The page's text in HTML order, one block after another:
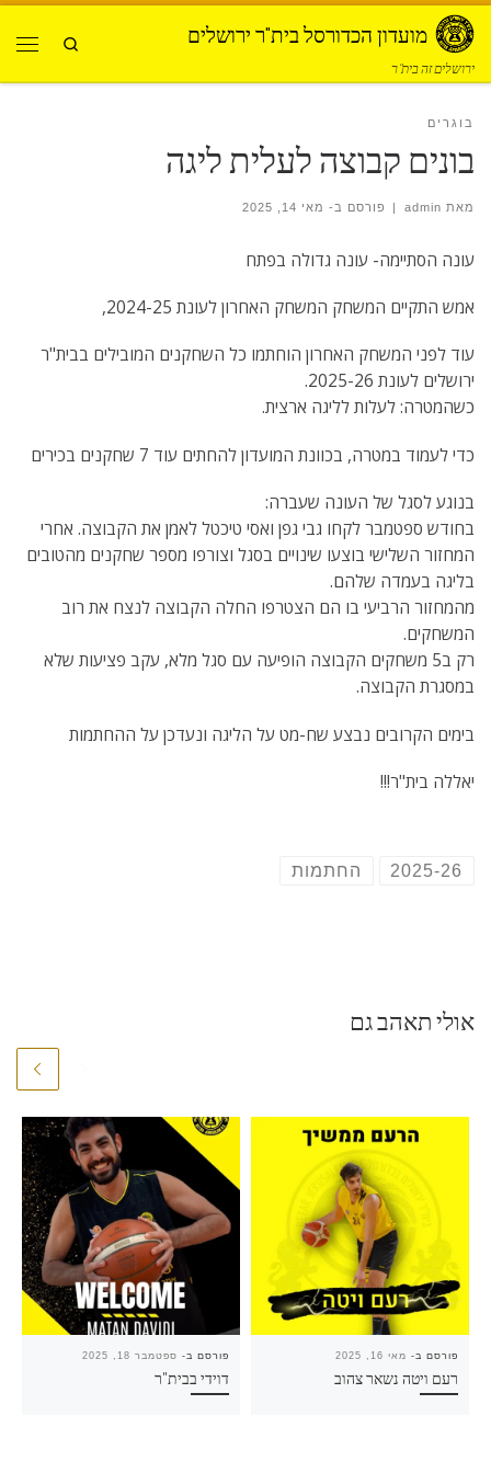
מועדון הכדורסל בית"ר ירושלים
ירושלים זה בית"ר
Search
בוגרים
בונים קבוצה לעלית ליגה
מאת admin
| פורסם ב- מאי 14, 2025
עונה הסתיימה- עונה גדולה בפתח
אמש התקיים המשחק המשחק האחרון לעונת 2024-25,
עוד לפני המשחק האחרון הוחתמו כל השחקנים המובילים בבית"ר
ירושלים לעונת 2025-26.
כשהמטרה: לעלות לליגה ארצית.
כדי לעמוד במטרה, בכוונת המועדון להחתים עוד 7 שחקנים בכירים
בנוגע לסגל של העונה שעברה:
בחודש ספטמבר לקחו גבי גפן ואסי טיכטל לאמן את הקבוצה. אחרי
המחזור השלישי בוצעו שינויים בסגל וצורפו מספר שחקנים מהטובים
בליגה בעמדה שלהם.
מהמחזור הרביעי בו הם הצטרפו החלה הקבוצה לנצח את רוב
המשחקים.
רק ב5 משחקים הקבוצה הופיעה עם סגל מלא, עקב פציעות שלא
במסגרת הקבוצה.
בימים הקרובים נבצע שח-מט על הליגה ונעדכן על ההחתמות
יאללה בית"ר!!!
2025-26 החתמות
אולי תאהב גם
פורסם ב- ספטמבר 18, 2025
דוידי בבית"ר
פורסם ב- מאי 16, 2025
רעם ויטה נשאר צהוב